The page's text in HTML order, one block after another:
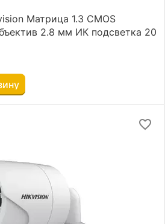
Матрица 1.3 CMOS
2.8 мм ИК подсветка 20